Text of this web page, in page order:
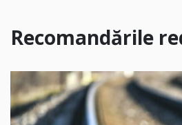
Recomandările